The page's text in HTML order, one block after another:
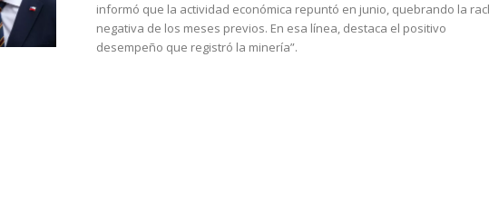
informó que la actividad económica repuntó en junio, quebrando la
negativa de los meses previos. En esa línea, destaca el positivo
desempeño que registró la minería”.